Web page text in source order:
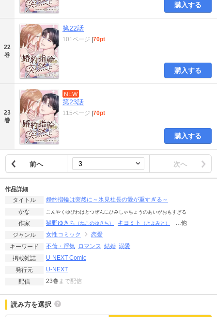
購入する
22
巻
第22話
101ページ |70pt
購入する
23
巻
NEW
第23話
115ページ |70pt
購入する
前へ 次へ
作品詳細
タイトル
婚約指輪は突然に～氷見社長の愛が重すぎる～
かな
こんやくゆびわはとつぜんにひみしゃちょうのあいがおもすぎる
作家 猫野ゆきち （ねこのゆきち） キヨミト （きよみと）
…他
ジャンル
女性コミック
恋愛
キーワード
不倫・浮気 ロマンス 結婚 溺愛
掲載雑誌
U-NEXT Comic
発行元
U-NEXT
配信
23巻 まで配信
読み方を選択